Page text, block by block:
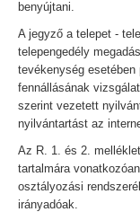
benyújtani.
A jegyző a telepet -
telepengedély
tevékenység esetében
fennállásának
szerint vezetett
nyilvántartást az
Az R. 1. és 2.
tartalmára
osztályozási
irányadóak.